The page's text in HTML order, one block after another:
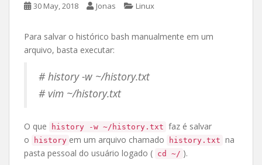
30 May, 2018 Jonas Linux
Para salvar o histórico bash manualmente em um
arquivo, basta executar:
# history -w ~/history.txt
# vim ~/history.txt
O que history -w ~/history.txt faz é salvar
o
history em um arquivo chamado history.txt na
pasta pessoal do usuário logado ( cd ~/ ).